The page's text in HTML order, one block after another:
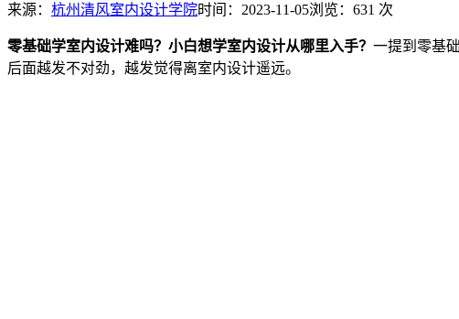
来源： 杭州清风室内设计学院时间：2023-11-05浏览：631 次
零基础学室内设计难吗？小白想学室内设计从哪里入手？ 一提到零基
后面越发不对劲，越发觉得离室内设计遥远。